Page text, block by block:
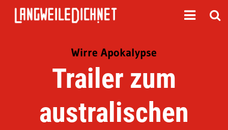
Wirre Apokalypse
Trailer zum
australischen